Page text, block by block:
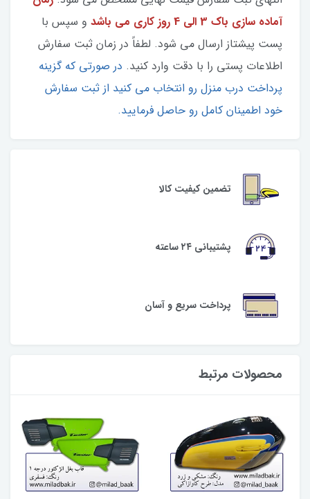
آماده سازی باک 3 الی 4 روز کاری می باشد
و سپس با
پست پیشتاز ارسال می شود. لطفاً در زمان ثبت سفارش
اطلاعات پستی را با دقت وارد کنید. در صورتی که گزینه
پرداخت درب منزل رو انتخاب می کنید از ثبت سفارش
خود اطمینان کامل رو حاصل فرمایید.
تضمین کیفیت کالا
پشتیبانی ۲۴ ساعته
پرداخت سریع و آسان
محصولات مرتبط